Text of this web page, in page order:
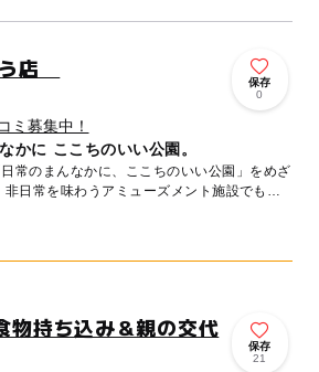
店
保存
0
ミ募集中！
かに ここちのいい公園。
常のまんなかに、ここちのいい公園」をめざ
非日常を味わうアミューズメント施設でもな
持ち込み＆親の交代
保存
21